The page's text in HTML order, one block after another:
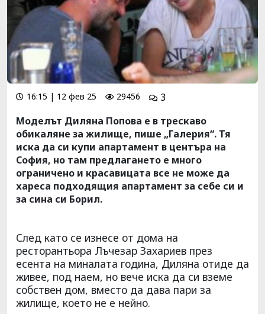
16:15 | 12 фев 25 29456
3
Моделът Диляна Попова е в трескаво
обикаляне за жилище, пише „Галерия“. Тя
иска да си купи апартамент в центъра на
София, но там предлагането е много
ограничено и красавицата все не може да
хареса подходящия апартамент за себе си и
за сина си Борил.
След като се изнесе от дома на
ресторантьора Лъчезар Захариев през
есента на миналата година, Диляна отиде да
живее, под наем, но вече иска да си вземе
собствен дом, вместо да дава пари за
жилище, което не е нейно.